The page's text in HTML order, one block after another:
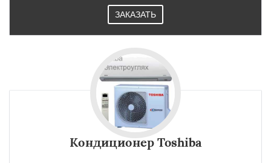
ЗАКАЗАТЬ
Кондиционер Toshiba